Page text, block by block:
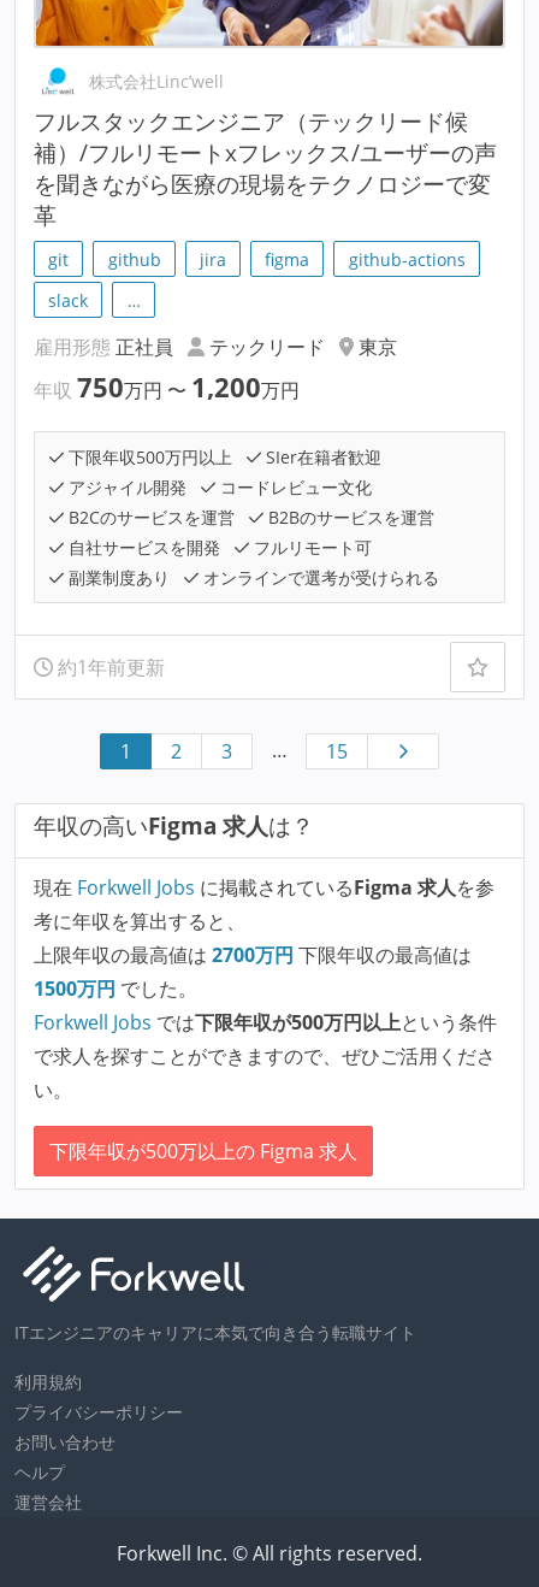
株式会社Linc’well
フルスタックエンジニア（テックリード候
補）/フルリモートxフレックス/ユーザーの声
を聞きながら医療の現場をテクノロジーで変
革
git github jira figma
github-actions
slack
…
雇用形態 正社員 テックリード
東京
年収 750万円 〜 1,200万円
下限年収500万円以上
SIer在籍者歓迎
アジャイル開発
コードレビュー文化
B2Cのサービスを運営
B2Bのサービスを運営
自社サービスを開発
フルリモート可
副業制度あり
オンラインで選考が受けられる
約1年前更新
1 2 3 … 15
年収の高いFigma 求人は？
現在 Forkwell Jobs に掲載されているFigma 求人を参
考に年収を算出すると、
上限年収の最高値は 2700万円 下限年収の最高値は
1500万円 でした。
Forkwell Jobs では下限年収が500万円以上という条件
で求人を探すことができますので、ぜひご活用くださ
い。
下限年収が500万以上の Figma 求人
ITエンジニアのキャリアに本気で向き合う転職サイト
利用規約
プライバシーポリシー
お問い合わせ
ヘルプ
運営会社
Forkwell Inc. © All rights reserved.